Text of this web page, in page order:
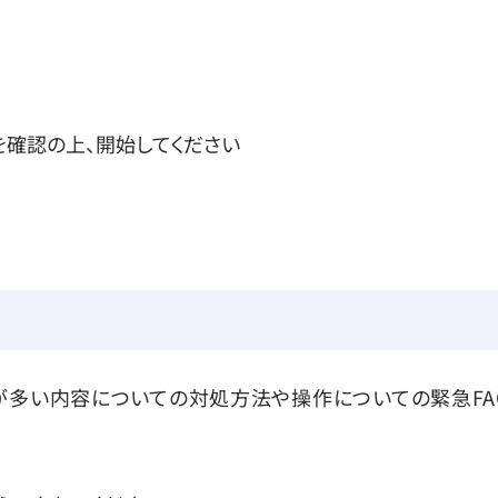
認の上、開始してください
い内容についての対処方法や操作についての緊急